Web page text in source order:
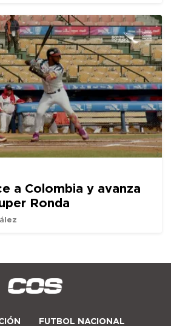
a Colombia y avanza
Ronda
FUTBOL NACIONAL